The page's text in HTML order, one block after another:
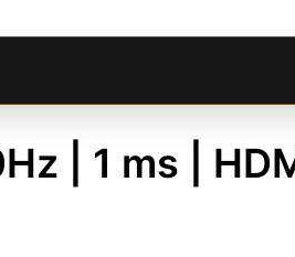
| 1 ms |